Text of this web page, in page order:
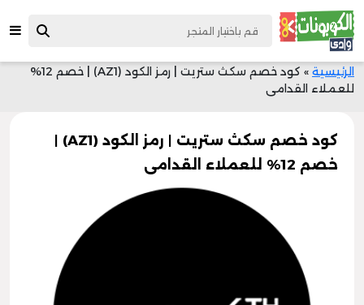
الرئيسية »
كود خصم سكث ستريت | رمز الكود (AZ1) | خصم 12%
للعملاء القدامى
كود خصم سكث ستريت | رمز الكود (AZ1) |
خصم 12% للعملاء القدامى